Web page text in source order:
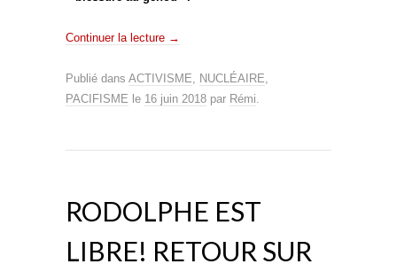
Continuer la lecture →
Publié dans ACTIVISME, NUCLÉAIRE,
PACIFISME le 16 juin 2018 par Rémi.
RODOLPHE EST
LIBRE! RETOUR SUR